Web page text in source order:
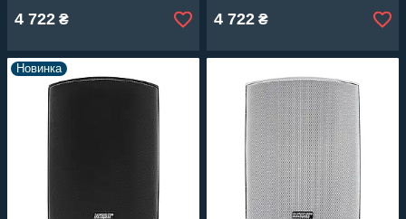
4 722 ₴ 4 722 ₴
Новинка